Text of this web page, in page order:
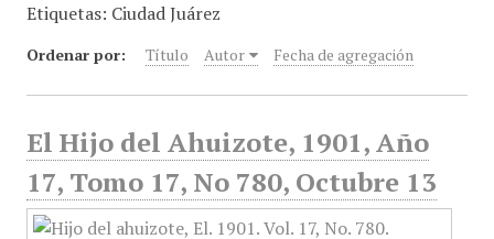
Etiquetas: Ciudad Juárez
Ordenar por: Título Autor Fecha de agregación
El Hijo del Ahuizote, 1901, Año
17, Tomo 17, No 780, Octubre 13